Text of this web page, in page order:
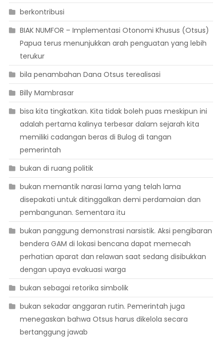
berkontribusi
BIAK NUMFOR – Implementasi Otonomi Khusus (Otsus)
Papua terus menunjukkan arah penguatan yang lebih
terukur
bila penambahan Dana Otsus terealisasi
Billy Mambrasar
bisa kita tingkatkan. Kita tidak boleh puas meskipun ini
adalah pertama kalinya terbesar dalam sejarah kita
memiliki cadangan beras di Bulog di tangan
pemerintah
bukan di ruang politik
bukan memantik narasi lama yang telah lama
disepakati untuk ditinggalkan demi perdamaian dan
pembangunan. Sementara itu
bukan panggung demonstrasi narsistik. Aksi pengibaran
bendera GAM di lokasi bencana dapat memecah
perhatian aparat dan relawan saat sedang disibukkan
dengan upaya evakuasi warga
bukan sebagai retorika simbolik
bukan sekadar anggaran rutin. Pemerintah juga
menegaskan bahwa Otsus harus dikelola secara
bertanggung jawab